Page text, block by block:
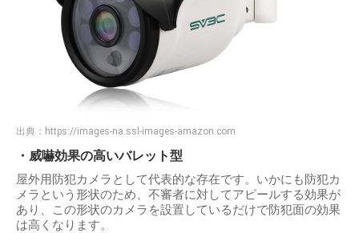
出典： https://images-na.ssl-images-amazon.com
・威嚇効果の高いバレット型
屋外用防犯カメラとして代表的な存在です。いかにも防犯カ
メラという形状のため、不審者に対してアピールする効果が
あり、この形状のカメラを設置しているだけで防犯面の効果
は高くなります。